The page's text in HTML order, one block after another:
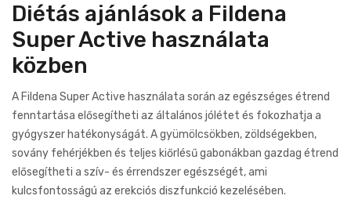
Diétás ajánlások a Fildena
Super Active használata
közben
A Fildena Super Active használata során az egészséges étrend
fenntartása elősegítheti az általános jólétet és fokozhatja a
gyógyszer hatékonyságát. A gyümölcsökben, zöldségekben,
sovány fehérjékben és teljes kiőrlésű gabonákban gazdag étrend
elősegítheti a szív- és érrendszer egészségét, ami
kulcsfontosságú az erekciós diszfunkció kezelésében.